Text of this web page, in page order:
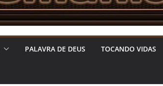
PALAVRA DE DEUS TOCANDO VIDAS